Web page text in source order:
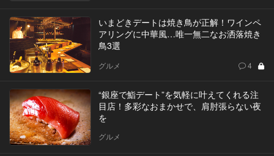
いまどきデートは焼き鳥が正解！ワインペ
アリングに中華風…唯一無二なお洒落焼き
鳥3選
グルメ 4
“銀座で鮨デート”を気軽に叶えてくれる注
目店！多彩なおまかせで、肩肘張らない夜
を
グルメ